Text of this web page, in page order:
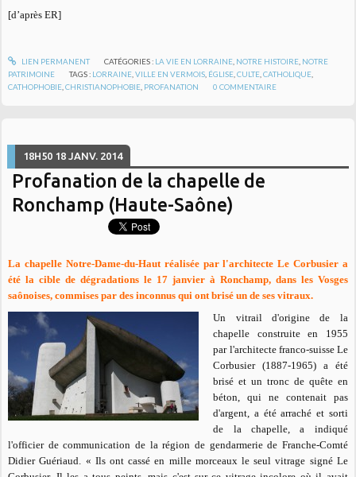
[d’après ER]
LIEN PERMANENT CATÉGORIES : LA VIE EN LORRAINE, NOTRE HISTOIRE, NOTRE
PATRIMOINE
TAGS : LORRAINE ,VILLE EN VERMOIS ÉGLISE ,CULTE ,CATHOLIQUE
CATHOPHOBIE ,CHRISTIANOPHOBIE PROFANATION 0 COMMENTAIRE
18H50 18 JANV. 2014
Profanation de la chapelle de
Ronchamp (Haute-Saône)
La chapelle Notre-Dame-du-Haut réalisée par l'architecte Le Corbusier a
été la cible de dégradations le 17 janvier à Ronchamp, dans les Vosges
saônoises, commises par des inconnus qui ont brisé un de ses vitraux.
Un vitrail d'origine de la
chapelle construite en 1955
par l'architecte franco-suisse Le
Corbusier (1887-1965) a été
brisé et un tronc de quête en
béton, qui ne contenait pas
d'argent, a été arraché et sorti
de la chapelle, a indiqué
l'officier de communication de la région de gendarmerie de Franche-Comté
Didier Guériaud. « Ils ont cassé en mille morceaux le seul vitrage signé Le